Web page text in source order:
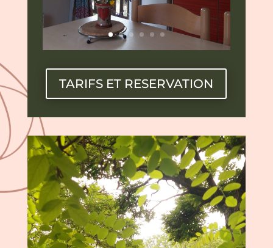
TARIFS ET RESERVATION